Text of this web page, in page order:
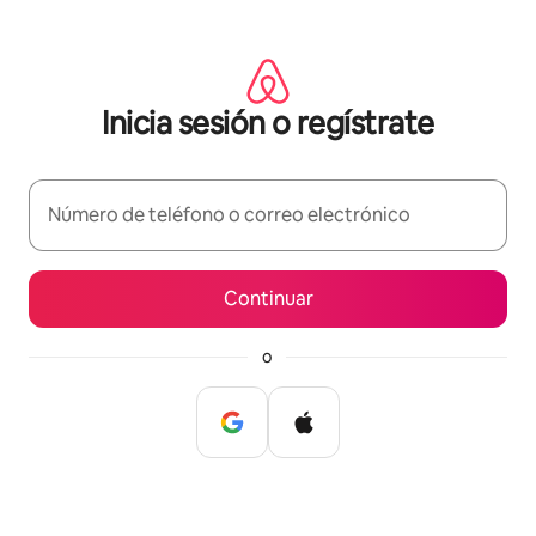
Inicia sesión o regístrate
Número de teléfono o correo electrónico
Continuar
o